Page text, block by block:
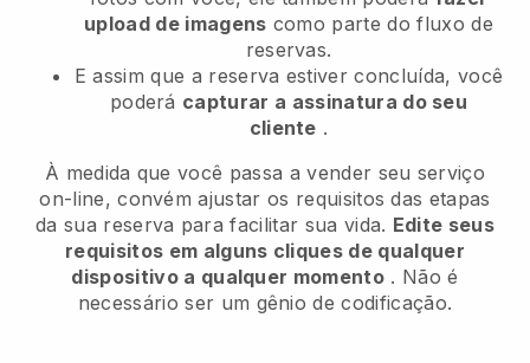
upload de imagens como parte do fluxo de
reservas.
E assim que a reserva estiver concluída, você
poderá capturar a assinatura do seu
cliente .
À medida que você passa a vender seu serviço
on-line, convém ajustar os requisitos das etapas
da sua reserva para facilitar sua vida. Edite seus
requisitos em alguns cliques de qualquer
dispositivo a qualquer momento . Não é
necessário ser um gênio de codificação.